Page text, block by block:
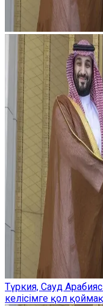
Түркия, Сауд
келісімге қол қоймақ